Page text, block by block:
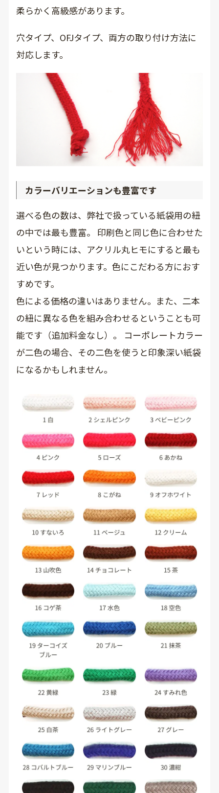
柔らかく高級感があります。
穴タイプ、OFJタイプ、両方の取り付け方法に
対応します。
カラーバリエーションも豊富です
選べる色の数は、弊社で扱っている紙袋用の紐
の中では最も豊富。 印刷色と同じ色に合わせた
いという時には、アクリル丸ヒモにすると最も
近い色が見つかります。色にこだわる方におす
すめです。
色による価格の違いはありません。また、二本
の紐に異なる色を組み合わせるということも可
能です（追加料金なし）。 コーポレートカラー
が二色の場合、その二色を使うと印象深い紙袋
になるかもしれません。